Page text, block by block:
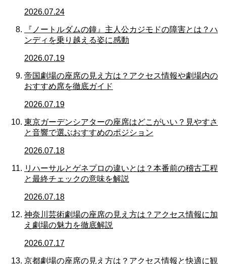
2026.07.24
『ノートルダムの鐘』主人公カジモドの障害とは？ハ
ンディを乗り越える姿に感動
2026.07.19
帝国劇場の座席の見え方は？アクセス情報や劇場内の
おすすめ席を徹底ガイド
2026.07.19
東京ガーデンシアターの座席はどこがいい？見やすさ
と音響で選ぶおすすめのポジション
2026.07.18
リハーサルとゲネプロの違いとは？本番前の稽古工程
と最終チェックの意味を解説
2026.07.18
神奈川芸術劇場の座席の見え方は？アクセス情報に加
え劇場の魅力を徹底解説
2026.07.17
京都劇場の座席の見え方は？アクセス情報と快適に観